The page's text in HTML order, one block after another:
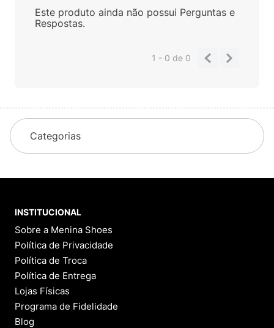
Este produto ainda não possui Perguntas e
Respostas.
1 - 0de 0
Categorias
INSTITUCIONAL
Sobre a Menina Shoes
Política de Privacidade
Política de Troca
Política de Entrega
Lojas Físicas
Programa de Fidelidade
Blog